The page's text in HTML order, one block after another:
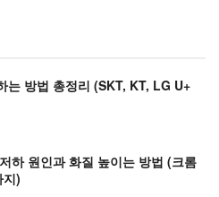
는 방법 총정리 (SKT, KT, LG U+
하 원인과 화질 높이는 방법 (크롬
지)